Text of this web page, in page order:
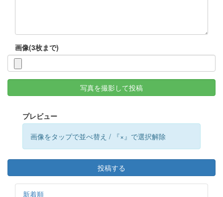
画像(3枚まで)
写真を撮影して投稿
プレビュー
画像をタップで並べ替え / 『×』で選択解除
投稿する
新着順